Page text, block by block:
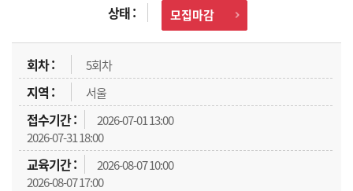
모집마감
5회차
서울
2026-07-01 13:00
2026-07-31 18:00
2026-08-07 10:00
2026-08-07 17:00